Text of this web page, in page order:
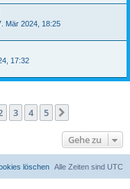
Mär 2024, 18:25
17:32
3 4 5
Gehe zu
Alle Zeiten sind UTC
löschen